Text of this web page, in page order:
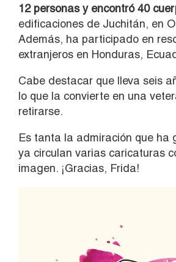
12 personas y encontró 40
edificaciones de Juchitán, en
Además, ha participado en
extranjeros en Honduras,
Cabe destacar que lleva seis
lo que la convierte en una
retirarse.
Es tanta la admiración que ha
ya circulan varias caricaturas
imagen. ¡Gracias, Frida!